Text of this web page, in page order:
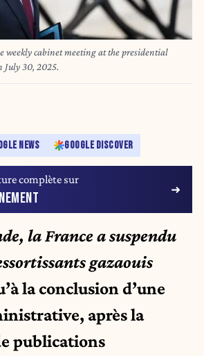
weekly cabinet meeting at the presidential
July 30, 2025.
NEWS GOOGLE DISCOVER
complète sur
la France a suspendu
gazaouis
la conclusion d’une
après la
publications